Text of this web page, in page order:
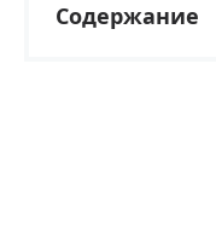
Содержание